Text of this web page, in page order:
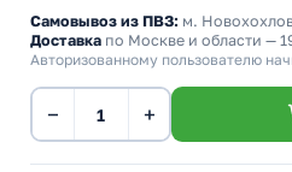
Самовывоз из ПВЗ: м.
Доставка по Москве и области —
Авторизованному пользователю
− +